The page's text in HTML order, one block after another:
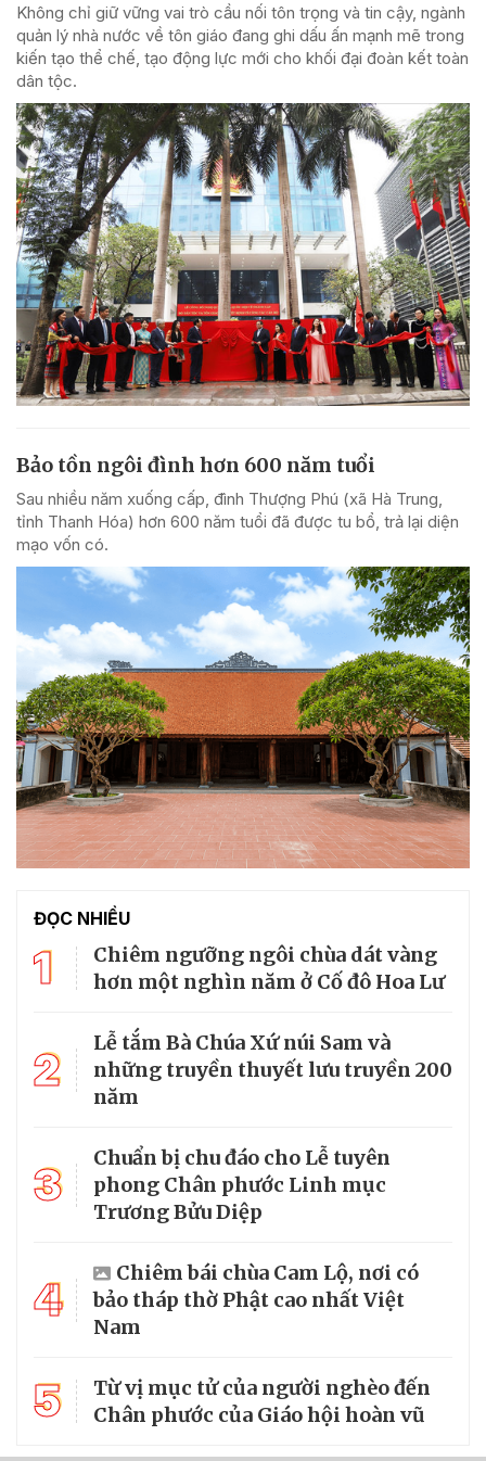
Không chỉ giữ vững vai trò cầu nối tôn trọng và tin cậy, ngành
quản lý nhà nước về tôn giáo đang ghi dấu ấn mạnh mẽ trong
kiến tạo thể chế, tạo động lực mới cho khối đại đoàn kết toàn
dân tộc.
Bảo tồn ngôi đình hơn 600 năm tuổi
Sau nhiều năm xuống cấp, đình Thượng Phú (xã Hà Trung,
tỉnh Thanh Hóa) hơn 600 năm tuổi đã được tu bổ, trả lại diện
mạo vốn có.
ĐỌC NHIỀU
1
Chiêm ngưỡng ngôi chùa dát vàng
hơn một nghìn năm ở Cố đô Hoa Lư
2
Lễ tắm Bà Chúa Xứ núi Sam và
những truyền thuyết lưu truyền 200
năm
3
Chuẩn bị chu đáo cho Lễ tuyên
phong Chân phước Linh mục
Trương Bửu Diệp
4
Chiêm bái chùa Cam Lộ, nơi có
bảo tháp thờ Phật cao nhất Việt
Nam
5
Từ vị mục tử của người nghèo đến
Chân phước của Giáo hội hoàn vũ